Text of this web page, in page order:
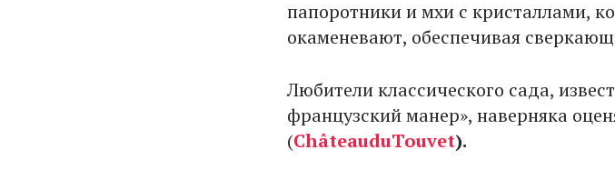
папоротники и мхи с кристаллами,
окаменевают, обеспечивая
Любители классического сада,
французский манер», наверняка
(ChâteauduTouvet).